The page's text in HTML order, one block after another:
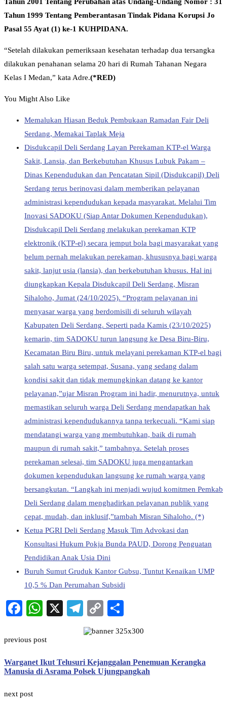
Tahun 1999 Tentang Pemberantasan Tindak Pidana Korupsi Jo
Pasal 55 Ayat (1) ke-1 KUHPIDANA.
“Setelah dilakukan pemeriksaan kesehatan terhadap dua tersangka
dilakukan penahanan selama 20 hari di Rumah Tahanan Negara
Kelas I Medan,” kata Adre.(*RED)
You Might Also Like
Memalukan Hiasan Beduk Pembukaan Ramadan Fair Deli
Serdang, Memakai Taplak Meja
Disdukcapil Deli Serdang Layan Perekaman KTP-el Warga
Sakit, Lansia, dan Berkebutuhan Khusus Lubuk Pakam –
Dinas Kependudukan dan Pencatatan Sipil (Disdukcapil) Deli
Serdang terus berinovasi dalam memberikan pelayanan
administrasi kependudukan kepada masyarakat. Melalui Tim
Inovasi SADOKU (Siap Antar Dokumen Kependudukan),
Disdukcapil Deli Serdang melakukan perekaman KTP
elektronik (KTP-el) secara jemput bola bagi masyarakat yang
belum pernah melakukan perekaman, khususnya bagi warga
sakit, lanjut usia (lansia), dan berkebutuhan khusus. Hal ini
diungkapkan Kepala Disdukcapil Deli Serdang, Misran
Sihaloho, Jumat (24/10/2025). “Program pelayanan ini
menyasar warga yang berdomisili di seluruh wilayah
Kabupaten Deli Serdang. Seperti pada Kamis (23/10/2025)
kemarin, tim SADOKU turun langsung ke Desa Biru-Biru,
Kecamatan Biru Biru, untuk melayani perekaman KTP-el bagi
salah satu warga setempat, Susana, yang sedang dalam
kondisi sakit dan tidak memungkinkan datang ke kantor
pelayanan,”ujar Misran Program ini hadir, menurutnya, untuk
memastikan seluruh warga Deli Serdang mendapatkan hak
administrasi kependudukannya tanpa terkecuali. “Kami siap
mendatangi warga yang membutuhkan, baik di rumah
maupun di rumah sakit,” tambahnya. Setelah proses
perekaman selesai, tim SADOKU juga mengantarkan
dokumen kependudukan langsung ke rumah warga yang
bersangkutan. “Langkah ini menjadi wujud komitmen Pemkab
Deli Serdang dalam menghadirkan pelayanan publik yang
cepat, mudah, dan inklusif,”tambah Misran Sihaloho. (*)
Ketua PGRI Deli Serdang Masuk Tim Advokasi dan
Konsultasi Hukum Pokja Bunda PAUD, Dorong Penguatan
Pendidikan Anak Usia Dini
Buruh Sumut Gruduk Kantor Gubsu, Tuntut Kenaikan UMP
10,5 % Dan Perumahan Subsidi
Facebook
WhatsApp
X Telegram
Copy
Link
previous post
Warganet Ikut Telusuri Kejanggalan Penemuan Kerangka
Manusia di Asrama Polsek Ujungpangkah
next post